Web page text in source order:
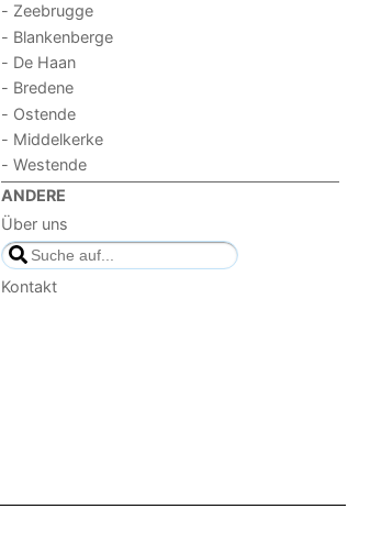
- Zeebrugge
- Blankenberge
- De Haan
- Bredene
- Ostende
- Middelkerke
- Westende
ANDERE
Über uns
Kontakt